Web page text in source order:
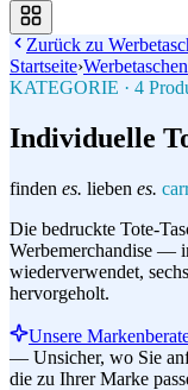
Zurück zu
Startseite›Werbetaschen
KATEGORIE · 4
Individuelle
finden es. lieben es.
Die bedruckte Tote-
Werbemerchandise —
wiederverwendet,
hervorgeholt.
Unsere
— Unsicher, wo Sie
die zu Ihrer Marke